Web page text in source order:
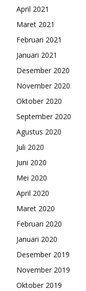
April 2021
Maret 2021
Februari 2021
Januari 2021
Desember 2020
November 2020
Oktober 2020
September 2020
Agustus 2020
Juli 2020
Juni 2020
Mei 2020
April 2020
Maret 2020
Februari 2020
Januari 2020
Desember 2019
November 2019
Oktober 2019